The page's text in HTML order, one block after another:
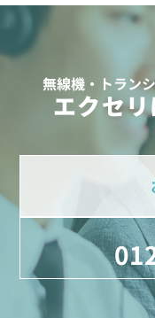
無線機・トラン
エクセ